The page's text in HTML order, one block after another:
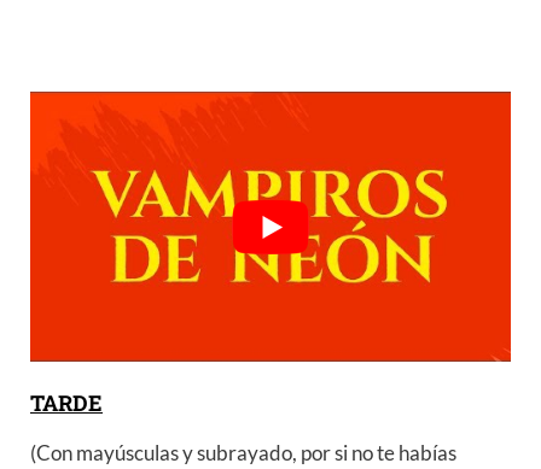
TARDE
(Con mayúsculas y subrayado, por si no te habías